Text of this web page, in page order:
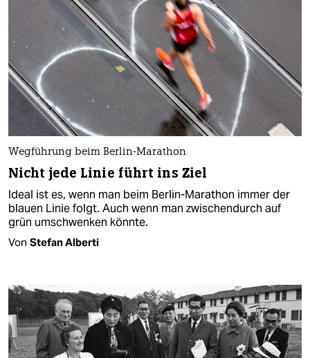
Wegführung beim Berlin-Marathon
Nicht jede Linie führt ins Ziel
Ideal ist es, wenn man beim Berlin-Marathon immer der
blauen Linie folgt. Auch wenn man zwischendurch auf
grün umschwenken könnte.
Von Stefan Alberti